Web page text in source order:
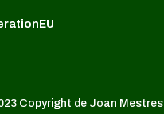
Copyright de Joan Mestres